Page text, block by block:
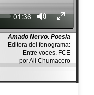
Current
01:36
Amado Nervo. Poesía
Editora del fonograma:
Entre voces. FCE
por Alí Chumacero